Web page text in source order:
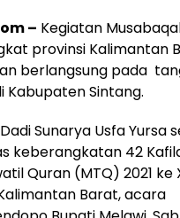
– Kegiatan
provinsi Kalimantan
berlangsung pada
Kabupaten Sintang.
Sunarya Usfa Yursa
keberangkatan 42
Quran (MTQ) 2021 ke
Barat, acara